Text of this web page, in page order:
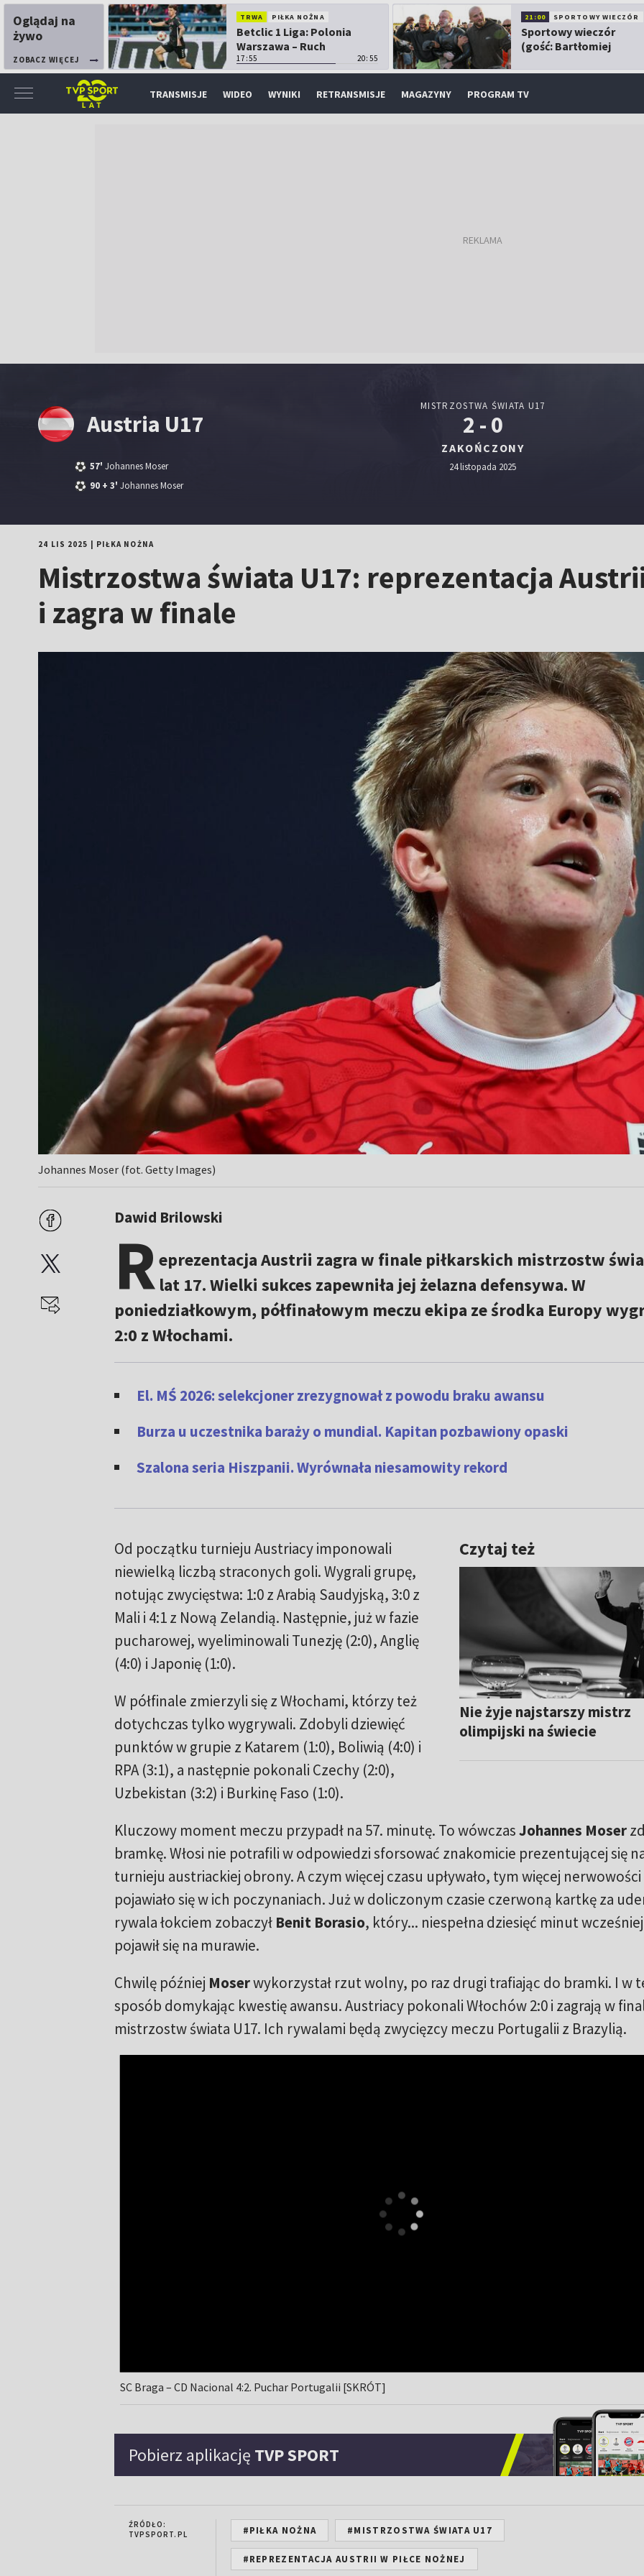
Oglądaj na
żywo
ZOBACZ WIĘCEJ
TRWA PIŁKA NOŻNA
Betclic 1 Liga: Polonia
Warszawa – Ruch
Chorzów
17:55 20:55
21:00 SPORTOWY WIECZÓR
Sportowy wieczór
(gość: Bartłomiej
TRANSMISJE WIDEO WYNIKI RETRANSMISJE MAGAZYNY PROGRAM TV
Austria U17
57' Johannes Moser
90 + 3' Johannes Moser
MISTRZOSTWA ŚWIATA U17
2 - 0
ZAKOŃCZONY
24 listopada 2025
24 LIS 2025 PIŁKA NOŻNA
Mistrzostwa świata U17: reprezentacja
i zagra w finale
Johannes Moser (fot. Getty Images)
Dawid Brilowski
Reprezentacja Austrii zagra w finale piłkarskich mistrzostw
lat 17. Wielki sukces zapewniła jej żelazna defensywa. W
poniedziałkowym, półfinałowym meczu ekipa ze środka Europy
2:0 z Włochami.
El. MŚ 2026: selekcjoner zrezygnował z powodu braku awansu
Burza u uczestnika baraży o mundial. Kapitan pozbawiony opaski
Szalona seria Hiszpanii. Wyrównała niesamowity rekord
Czytaj też
Nie żyje najstarszy mistrz
olimpijski na świecie
Od początku turnieju Austriacy imponowali
niewielką liczbą straconych goli. Wygrali grupę,
notując zwycięstwa: 1:0 z Arabią Saudyjską, 3:0 z
Mali i 4:1 z Nową Zelandią. Następnie, już w fazie
pucharowej, wyeliminowali Tunezję (2:0), Anglię
(4:0) i Japonię (1:0).
W półfinale zmierzyli się z Włochami, którzy też
dotychczas tylko wygrywali. Zdobyli dziewięć
punktów w grupie z Katarem (1:0), Boliwią (4:0) i
RPA (3:1), a następnie pokonali Czechy (2:0),
Uzbekistan (3:2) i Burkinę Faso (1:0).
Kluczowy moment meczu przypadł na 57. minutę. To wówczasJohannes Moser
bramkę. Włosi nie potrafili w odpowiedzi sforsować znakomicie prezentującej się
turnieju austriackiej obrony. A czym więcej czasu upływało, tym więcej nerwowości
pojawiało się w ich poczynaniach. Już w doliczonym czasie czerwoną kartkę za
rywala łokciem zobaczył Benit Borasio, który... niespełna dziesięć minut wcześniej
pojawił się na murawie.
Chwilę później Moserwykorzystał rzut wolny, po raz drugi trafiając do bramki. I w
sposób domykając kwestię awansu. Austriacy pokonali Włochów 2:0 i zagrają w
mistrzostw świata U17. Ich rywalami będą zwycięzcy meczu Portugalii z Brazylią.
SC Braga – CD Nacional 4:2. Puchar Portugalii [SKRÓT]
Pobierz aplikację TVP SPORT
ŹRÓDŁO:
TVPSPORT.PL
#PIŁKA NOŻNA #MISTRZOSTWA ŚWIATA U17
#REPREZENTACJA AUSTRII W PIŁCE NOŻNEJ